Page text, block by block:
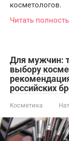
косметологов.
Читать
Для мужчин:
выбору
российских
Косметика